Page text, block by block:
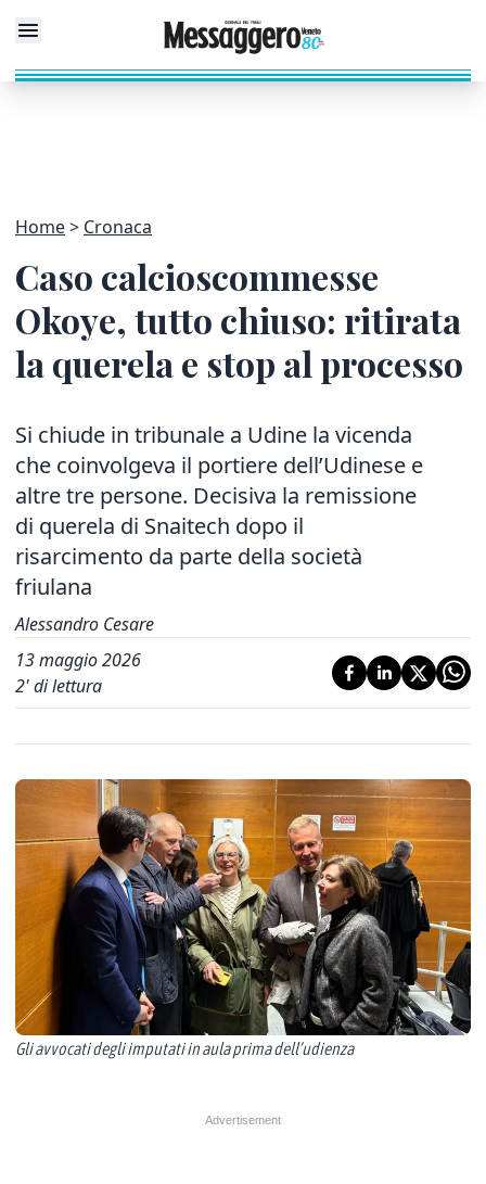
Home Cronaca
Caso calcioscommesse
Okoye, tutto chiuso: ritirata
la querela e stop al processo
Si chiude in tribunale a Udine la vicenda
che coinvolgeva il portiere dell’Udinese e
altre tre persone. Decisiva la remissione
di querela di Snaitech dopo il
risarcimento da parte della società
friulana
Alessandro Cesare
13 maggio 2026
2' di lettura
Gli avvocati degli imputati in aula prima dell’udienza